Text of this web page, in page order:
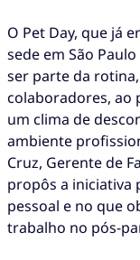
O Pet Day, que já
sede em São
ser parte da
colaboradores, ao
um clima de
ambiente
Cruz, Gerente de
propôs a iniciativa
pessoal e no que
trabalho no pós-